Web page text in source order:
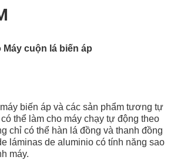
cuộn lá biến áp
biến áp và các sản phẩm tương tự
thể làm cho máy chạy tự động theo
chỉ có thể hàn lá đồng và thanh đồng
láminas de aluminio có tính năng sao
máy.